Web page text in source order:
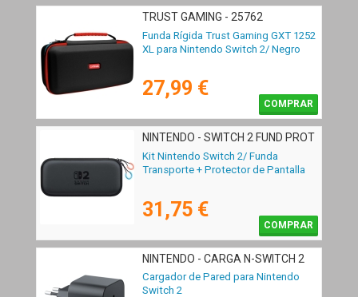
TRUST GAMING - 25762
Funda Rígida Trust Gaming GXT 1252
XL para Nintendo Switch 2/ Negro
27,99 €
COMPRAR
NINTENDO - SWITCH 2 FUND PROT
Kit Nintendo Switch 2/ Funda
Transporte + Protector de Pantalla
31,75 €
COMPRAR
NINTENDO - CARGA N-SWITCH 2
Cargador de Pared para Nintendo
Switch 2